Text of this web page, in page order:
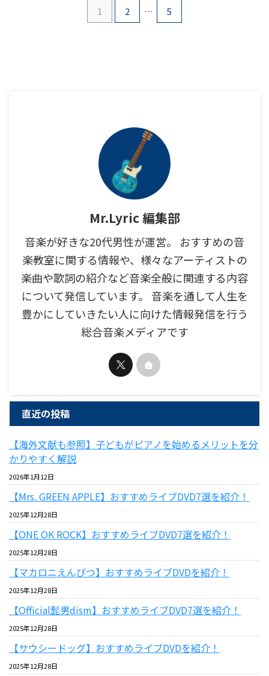
1 2 … 5
Mr.Lyric 編集部
音楽が好きな20代男性が運営。 おすすめの音
楽教室に関する情報や、様々なアーティストの
楽曲や歌詞の紹介など音楽全般に関連する内容
について発信しています。 音楽を通して人生を
豊かにしていきたい人に向けた情報発信を行う
総合音楽メディアです
直近の投稿
【海外文献も参照】子どもがピアノを始めるメリットを分
かりやすく解説
2026年1月12日
【Mrs. GREEN APPLE】おすすめライブDVD7選を紹介！
2025年12月28日
【ONE OK ROCK】おすすめライブDVD7選を紹介！
2025年12月28日
【マカロニえんぴつ】おすすめライブDVDを紹介！
2025年12月28日
【Official髭男dism】おすすめライブDVD7選を紹介！
2025年12月28日
【サウシードッグ】おすすめライブDVDを紹介！
2025年12月28日